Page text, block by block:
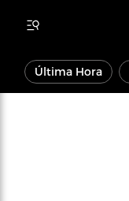
Última Hora